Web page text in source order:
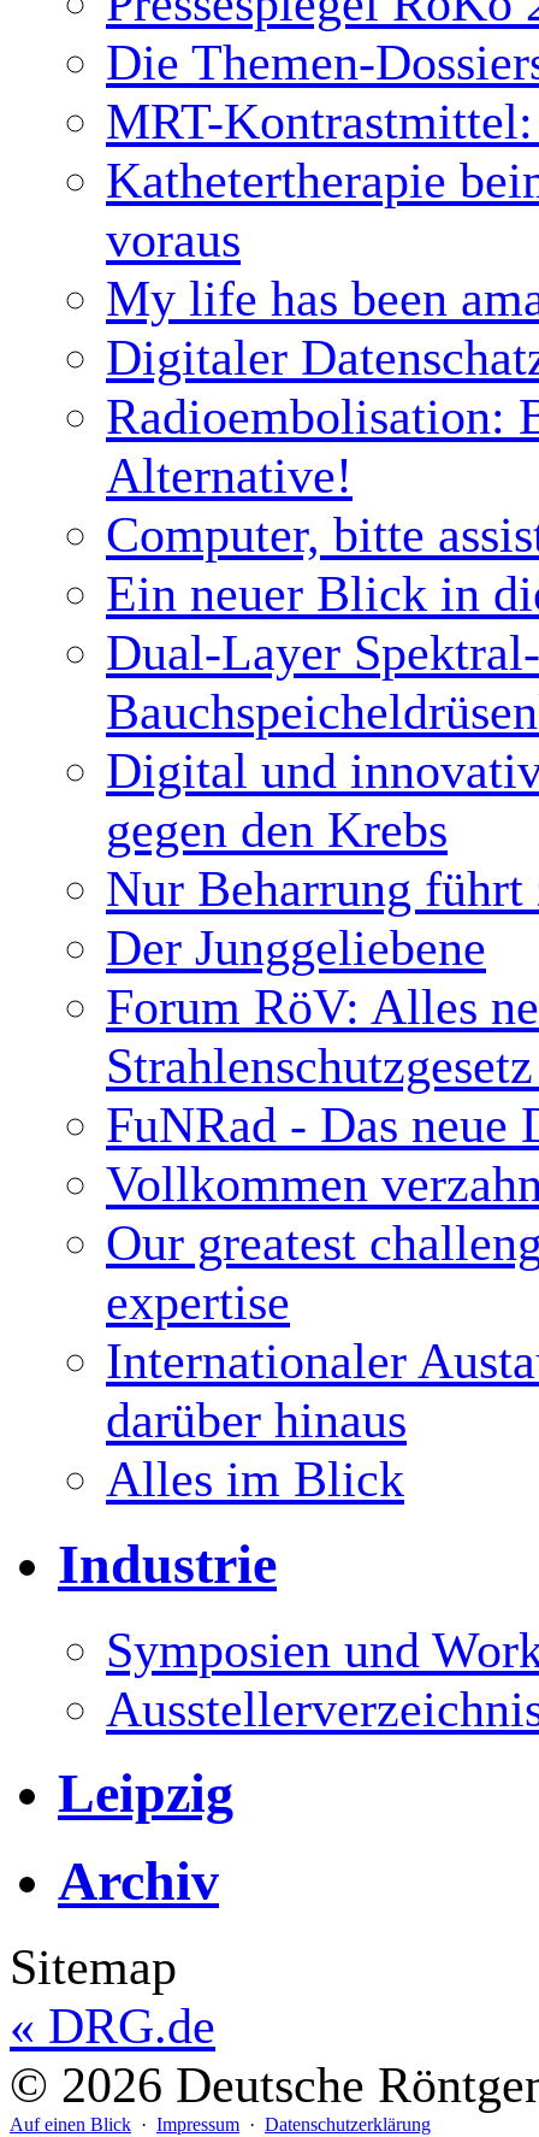
Die Themen-
MRT-
Kathetertherapie
voraus
My life has been
Digitaler
Radioembolisation:
Alternative!
Computer, bitte
Ein neuer Blick in
Dual-Layer
Digital und
gegen den Krebs
Nur Beharrung
Der Junggeliebene
Forum RöV: Alles
FuNRad - Das neue
Vollkommen
Our greatest
expertise
Internationaler
darüber hinaus
Alles im Blick
Industrie
Symposien und
Leipzig
Archiv
Sitemap
« DRG.de
© 2026 Deutsche
Auf einen Blick · Impressum · Datenschutzerklärung